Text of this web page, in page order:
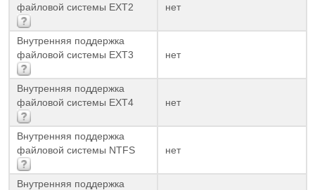
файловой системы EXT2
нет
Внутренняя поддержка
файловой системы EXT3
нет
Внутренняя поддержка
файловой системы EXT4
нет
Внутренняя поддержка
файловой системы NTFS
нет
Внутренняя поддержка